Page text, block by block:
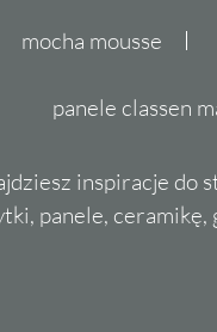
mocha mousse
panele classen
inspiracje do
panele,